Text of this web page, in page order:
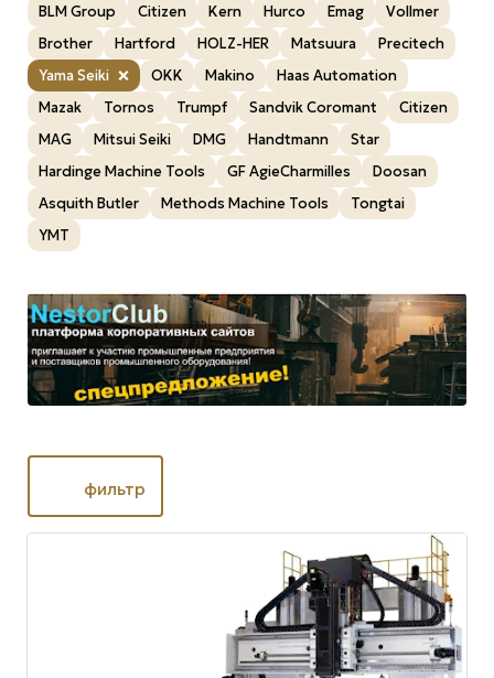
BLM Group
Citizen Kern Нurco Emag
Vollmer
Brother
Hartford HOLZ-HER Matsuura
Precitech
Yama Seiki
OKK Makino
Haas Automation
Mazak
Tornos Trumpf Sandvik Coromant
Citizen
MAG
Mitsui Seiki DMG Handtmann
Star
Hardinge Machine Tools
GF AgieCharmilles
Doosan
Asquith Butler
Methods Machine Tools
Tongtai
YMT
фильтр